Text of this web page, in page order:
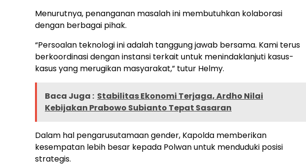
Menurutnya, penanganan masalah ini membutuhkan kolaborasi
dengan berbagai pihak.
“Persoalan teknologi ini adalah tanggung jawab bersama. Kami terus
berkoordinasi dengan instansi terkait untuk menindaklanjuti kasus-
kasus yang merugikan masyarakat,” tutur Helmy.
Baca Juga : Stabilitas Ekonomi Terjaga, Ardho Nilai
Kebijakan Prabowo Subianto Tepat Sasaran
Dalam hal pengarusutamaan gender, Kapolda memberikan
kesempatan lebih besar kepada Polwan untuk menduduki posisi
strategis.